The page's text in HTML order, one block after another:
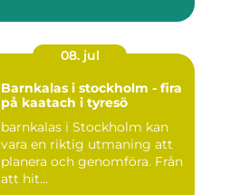
08. jul
Barnkalas i stockholm - fira
på kaatach i tyresö
barnkalas i Stockholm kan
vara en riktig utmaning att
planera och genomföra. Från
att hit...